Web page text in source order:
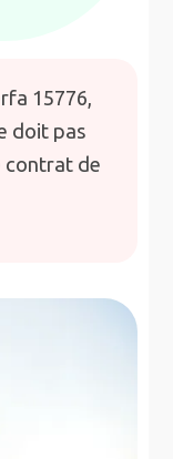
15776,
doit pas
contrat de